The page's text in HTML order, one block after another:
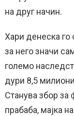
на друг начин.
Хари денеска го
за него значи
големо
дури 8,5
Станува збор за
прабаба, мајка